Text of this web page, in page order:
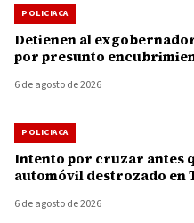
POLICIACA
Detienen al
por presunto
6 de agosto de 2026
POLICIACA
Intento por cruzar antes
automóvil destrozado en
6 de agosto de 2026